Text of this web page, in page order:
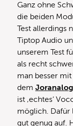
Ganz ohne
die beiden
Test allerdings
Tiptop Audio
unserem Test
als recht
man besser
dem
ist ‚echtes‘
möglich. Dafür
gut genug auf.